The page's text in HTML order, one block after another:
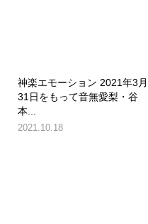
神楽エモーション 2021年3月
31日をもって音無愛梨・谷
本...
2021.10.18